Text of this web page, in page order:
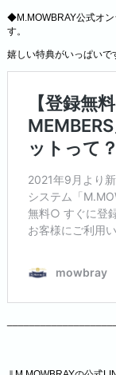
◆M.MOWBRAY公式オ
す。
嬉しい特典がいっぱいで